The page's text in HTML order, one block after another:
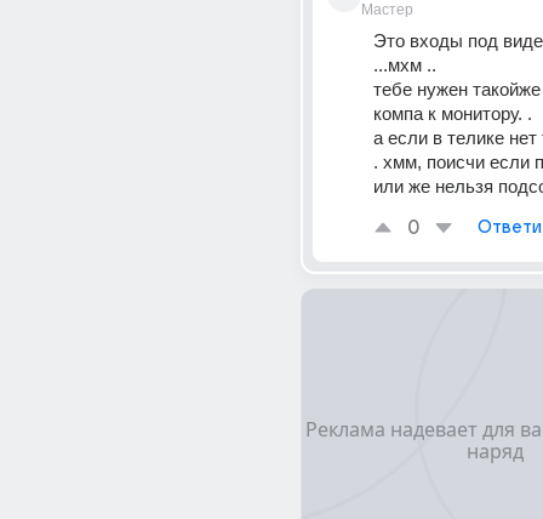
Мастер
Это входы под
...мхм ..
тебе нужен
компа к монитору. .
а если в телике нет
. хмм, поисчи если
или же нельзя
0